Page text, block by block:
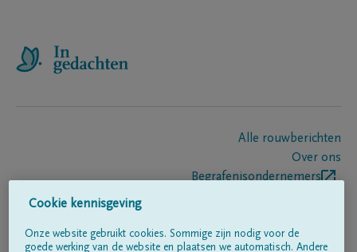
Alle rouwberichten
Over ons
Begrafenisondernemers
Cookie kennisgeving
Onze website gebruikt cookies. Sommige zijn nodig voor de
goede werking van de website en plaatsen we automatisch. Andere